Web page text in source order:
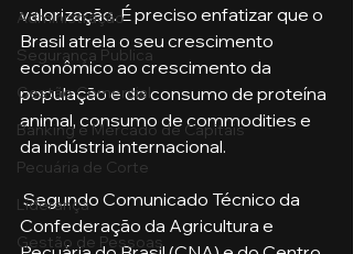
Administração
Segurança Publica
Gestão Comercial
Banking e Mercado de Capitais
Pecuária de Corte
Liderança
Gestão de Pessoas
valorização. É preciso enfatizar que o
Brasil atrela o seu crescimento
econômico ao crescimento da
população e do consumo de proteína
animal, consumo de commodities e
da indústria internacional.
Confederação da Agricultura e